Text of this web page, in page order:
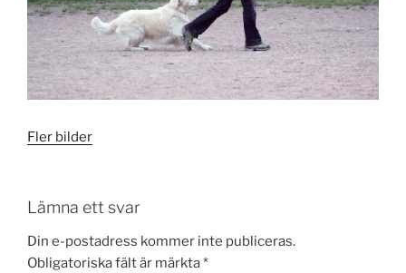
Fler bilder
Lämna ett svar
Din e-postadress kommer inte publiceras.
Obligatoriska fält är märkta*